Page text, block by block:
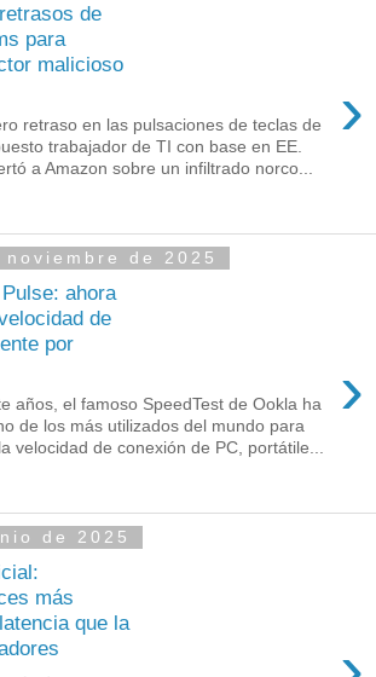
de
para
malicioso
›
retraso en las pulsaciones de teclas de
trabajador de TI con base en EE.
a Amazon sobre un infiltrado norco...
de 2025
ahora
de
por
›
años, el famoso SpeedTest de Ookla ha
de los más utilizados del mundo para
velocidad de conexión de PC, portátile...
de 2025
más
que la